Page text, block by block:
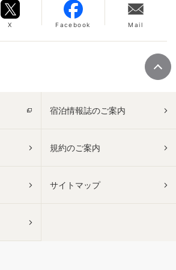
X Facebook Mail
宿泊情報誌のご案内
規約のご案内
サイトマップ